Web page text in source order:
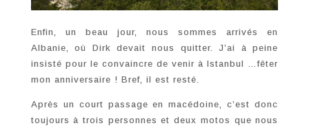
Enfin, un beau jour, nous sommes arrivés en
Albanie, où Dirk devait nous quitter. J’ai à peine
insisté pour le convaincre de venir à Istanbul …fêter
mon anniversaire ! Bref, il est resté.
Après un court passage en macédoine, c’est donc
toujours à trois personnes et deux motos que nous